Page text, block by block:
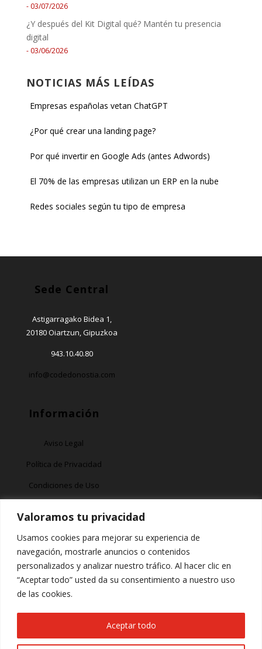
Valoramos tu privacidad
Usamos cookies para mejorar su experiencia de
navegación, mostrarle anuncios o contenidos
personalizados y analizar nuestro tráfico. Al hacer clic en
“Aceptar todo” usted da su consentimiento a nuestro uso
de las cookies.
Aceptar todo
03/07/2026
¿Y después del Kit Digital qué? Mantén tu presencia
digital
03/06/2026
NOTICIAS MÁS LEÍDAS
Empresas españolas vetan ChatGPT
¿Por qué crear una landing page?
Por qué invertir en Google Ads (antes Adwords)
El 70% de las empresas utilizan un ERP en la nube
Redes sociales según tu tipo de empresa
Sede Central
Astigarragako Bidea 1,
20180 Oiartzun, Gipuzkoa
943.10.40.80
info@codedonostia.com
Información
Aviso Legal
Política de Privacidad
Condiciones de Uso
Síguenos